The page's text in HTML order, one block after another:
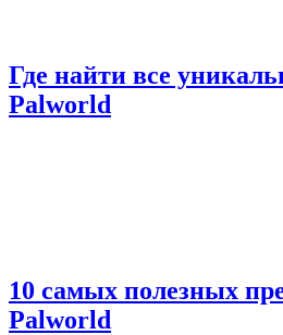
Где найти все
Palworld
10 самых полезных
Palworld